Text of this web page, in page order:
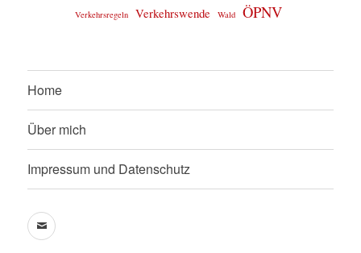
Verkehrsregeln Verkehrswende Wald ÖPNV
Home
Über mich
Impressum und Datenschutz
Mail